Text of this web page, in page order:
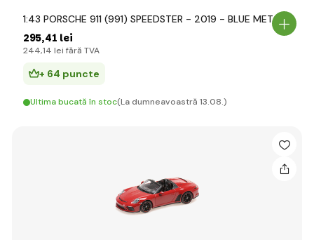
1:43 PORSCHE 911 (991) SPEEDSTER - 2019 - BLUE MET
295,41 lei
244,14 lei fără TVA
+ 64 puncte
Ultima bucată în stoc(La dumneavoastră 13.08.)